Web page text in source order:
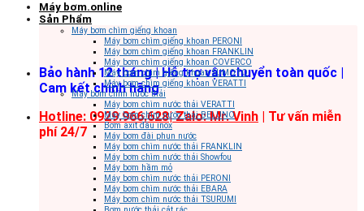
Bảo hành 12 tháng | Hỗ trợ vận chuyển toàn quốc |
Cam kết chính hãng
Hotline: 0929.966.628|Zalo: Mr. Vinh | Tư vấn miễn
phí 24/7
Máy bơm.online
Sản Phẩm
Máy bơm chìm giếng khoan
Máy bơm chìm giếng khoan PERONI
Máy bơm chìm giếng khoan FRANKLIN
Máy bơm chìm giếng khoan COVERCO
Máy bơm chìm giếng khoan SUMOTO
Máy bơm chìm giếng khoan VERATTI
Máy bơm chìm nước thải
Máy bơm chìm nước thải VERATTI
Máy bơm chìm nước thải BELUNO
Bơm axit đầu inox
Máy bơm đài phun nước
Máy bơm chìm nước thải FRANKLIN
Máy bơm chìm nước thải Showfou
Máy bơm hầm mỏ
Máy bơm chìm nước thải PERONI
Máy bơm chìm nước thải EBARA
Máy bơm chìm nước thải TSURUMI